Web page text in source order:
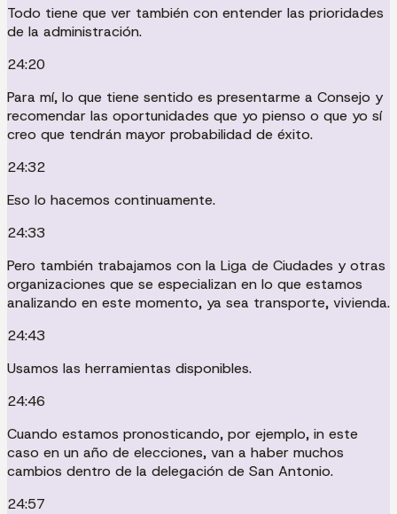
Todo tiene que ver también con entender las prioridades
de la administración.
24:20
Para mí, lo que tiene sentido es presentarme a Consejo y
recomendar las oportunidades que yo pienso o que yo sí
creo que tendrán mayor probabilidad de éxito.
24:32
Eso lo hacemos continuamente.
24:33
Pero también trabajamos con la Liga de Ciudades y otras
organizaciones que se especializan en lo que estamos
analizando en este momento, ya sea transporte, vivienda.
24:43
Usamos las herramientas disponibles.
24:46
Cuando estamos pronosticando, por ejemplo, in este
caso en un año de elecciones, van a haber muchos
cambios dentro de la delegación de San Antonio.
24:57